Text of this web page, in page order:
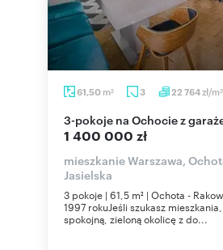
61,50 m2 3 22 764zł/m2
3-pokoje na Ochocie z
1 400 000 zł
mieszkanie Warszawa,
Jasielska
3 pokoje | 61,5 m² | Ochota -
1997 rokuJeśli szukasz
spokojną, zieloną okolicę z do...